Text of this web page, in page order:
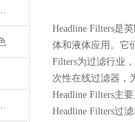
养与质量控制规范
本的获取与应用指南
Headline Filters是
体和液体应用。它
Filters为过滤行业
次性在线过滤器，
Headline Filters主
Headline Filters过